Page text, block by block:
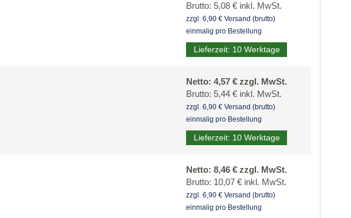
Brutto: 5,08 € inkl. MwSt.
zzgl. 6,90 € Versand (brutto)
einmalig pro Bestellung
Lieferzeit: 10 Werktage
Netto: 4,57 € zzgl. MwSt.
Brutto: 5,44 € inkl. MwSt.
zzgl. 6,90 € Versand (brutto)
einmalig pro Bestellung
Lieferzeit: 10 Werktage
Netto: 8,46 € zzgl. MwSt.
Brutto: 10,07 € inkl. MwSt.
zzgl. 6,90 € Versand (brutto)
einmalig pro Bestellung